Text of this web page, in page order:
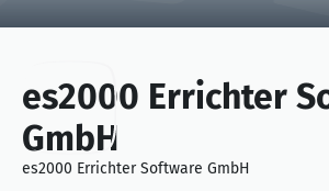
es2000 Errichter
GmbH
es2000 Errichter Software GmbH